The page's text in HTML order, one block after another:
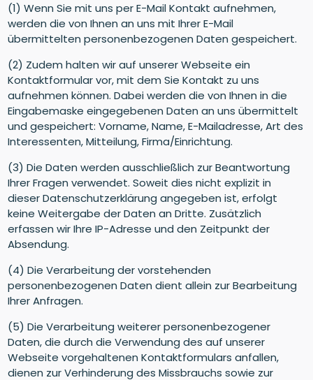
(1) Wenn Sie mit uns per E-Mail Kontakt aufnehmen,
werden die von Ihnen an uns mit Ihrer E-Mail
übermittelten personenbezogenen Daten gespeichert.
(2) Zudem halten wir auf unserer Webseite ein
Kontaktformular vor, mit dem Sie Kontakt zu uns
aufnehmen können. Dabei werden die von Ihnen in die
Eingabemaske eingegebenen Daten an uns übermittelt
und gespeichert: Vorname, Name, E-Mailadresse, Art des
Interessenten, Mitteilung, Firma/Einrichtung.
(3) Die Daten werden ausschließlich zur Beantwortung
Ihrer Fragen verwendet. Soweit dies nicht explizit in
dieser Datenschutzerklärung angegeben ist, erfolgt
keine Weitergabe der Daten an Dritte. Zusätzlich
erfassen wir Ihre IP-Adresse und den Zeitpunkt der
Absendung.
(4) Die Verarbeitung der vorstehenden
personenbezogenen Daten dient allein zur Bearbeitung
Ihrer Anfragen.
(5) Die Verarbeitung weiterer personenbezogener
Daten, die durch die Verwendung des auf unserer
Webseite vorgehaltenen Kontaktformulars anfallen,
dienen zur Verhinderung des Missbrauchs sowie zur